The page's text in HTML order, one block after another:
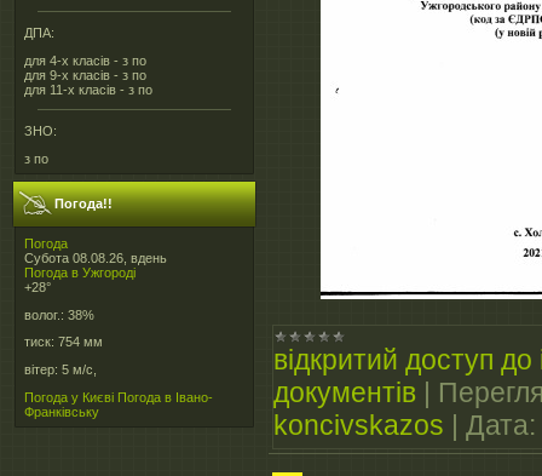
ДПА:
для 4-х класів - з по
для 9-х класів - з по
для 11-х класів - з по
ЗНО:
з по
Погода!!
Погода
Субота 08.08.26, вдень
Погода в Ужгороді
+28°
волог.: 38%
тиск: 754 мм
вітер: 5 м/с,
Погода у Києві Погода в Івано-
Франківську
відкритий доступ до
документів |
koncivskazos | Дата: